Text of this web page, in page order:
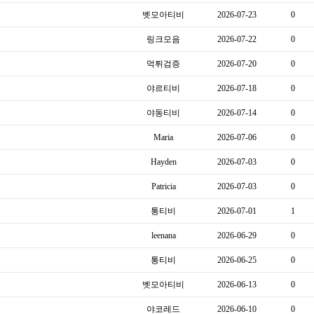
벳모아티비 2026-07-23 0
링크모음 2026-07-22 0
먹튀검증 2026-07-20 0
야르티비 2026-07-18 0
야동티비 2026-07-14 0
Maria 2026-07-06 0
Hayden 2026-07-03 0
Patricia 2026-07-03 0
통티비 2026-07-01 1
leenana 2026-06-29 0
통티비 2026-06-25 0
벳모아티비 2026-06-13 0
야코레드 2026-06-10 0